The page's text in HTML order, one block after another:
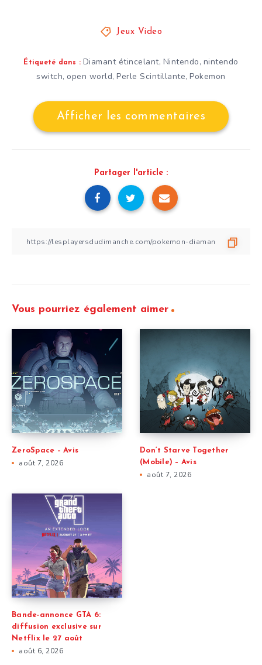
Jeux Video
Étiqueté dans : Diamant étincelant, Nintendo, nintendo
switch, open world,Perle Scintillante,Pokemon
Afficher les commentaires
Partager l'article :
Vous pourriez également aimer
ZeroSpace – Avis
août 7, 2026
Don’t Starve Together
(Mobile) – Avis
août 7, 2026
Bande-annonce GTA 6:
diffusion exclusive sur
Netflix le 27 août
août 6, 2026